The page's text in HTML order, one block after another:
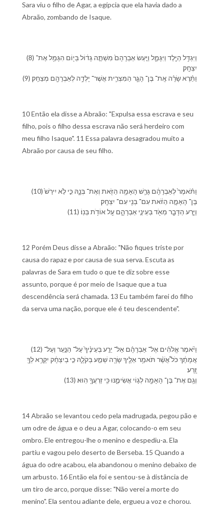
Sara viu o filho de Agar, a egípcia que ela havia dado a
Abraão, zombando de Isaque.
(8) וַ⁠יִּגְדַּ֥ל הַ⁠יֶּ֖לֶד וַ⁠יִּגָּמַ֑ל וַ⁠יַּ֤עַשׂ אַבְרָהָם֙ מִשְׁתֶּ֣ה גָד֔וֹל בְּ⁠י֖וֹם הִגָּמֵ֥ל אֶת־
יִצְחָֽק׃
(9) וַ⁠תֵּ֨רֶא שָׂרָ֜ה אֶֽת־ בֶּן־ הָגָ֧ר הַ⁠מִּצְרִ֛ית אֲשֶׁר־ יָלְדָ֥ה לְ⁠אַבְרָהָ֖ם מְצַחֵֽק׃
10 Então ela disse a Abraão: "Expulsa essa escrava e seu
filho, pois o filho dessa escrava não será herdeiro com
meu filho Isaque". 11 Essa palavra desagradou muito a
Abraão por causa de seu filho.
(10) וַ⁠תֹּ֨אמֶר֙ לְ⁠אַבְרָהָ֔ם גָּרֵ֛שׁ הָ⁠אָמָ֥ה הַ⁠זֹּ֖את וְ⁠אֶת־ בְּנָ֑⁠הּ כִּ֣י לֹ֤א יִירַשׁ֙
בֶּן־ הָ⁠אָמָ֣ה הַ⁠זֹּ֔את עִם־ בְּנִ֖⁠י עִם־ יִצְחָֽק׃
(11) וַ⁠יֵּ֧רַע הַ⁠דָּבָ֛ר מְאֹ֖ד בְּ⁠עֵינֵ֣י אַבְרָהָ֑ם עַ֖ל אוֹדֹ֥ת בְּנֽ⁠וֹ׃
12 Porém Deus disse a Abraão: "Não fiques triste por
causa do rapaz e por causa de sua serva. Escuta as
palavras de Sara em tudo o que te diz sobre esse
assunto, porque é por meio de Isaque que a tua
descendência será chamada. 13 Eu também farei do filho
da serva uma nação, porque ele é teu descendente".
(12) וַ⁠יֹּ֨אמֶר אֱלֹהִ֜ים אֶל־ אַבְרָהָ֗ם אַל־ יֵרַ֤ע בְּ⁠עֵינֶ֨י⁠ךָ֙ עַל־ הַ⁠נַּ֣עַר וְ⁠עַל־
אֲמָתֶ֔⁠ךָ כֹּל֩ אֲשֶׁ֨ר תֹּאמַ֥ר אֵלֶ֛י⁠ךָ שָׂרָ֖ה שְׁמַ֣ע בְּ⁠קֹלָ֑⁠הּ כִּ֣י בְ⁠יִצְחָ֔ק יִקָּרֵ֥א לְ⁠ךָ֖
זָֽרַע׃
(13) וְ⁠גַ֥ם אֶת־ בֶּן־ הָ⁠אָמָ֖ה לְ⁠ג֣וֹי אֲשִׂימֶ֑⁠נּוּ כִּ֥י זַרְעֲ⁠ךָ֖ הֽוּא׃
14 Abraão se levantou cedo pela madrugada, pegou pão e
um odre de água e o deu a Agar, colocando-o em seu
ombro. Ele entregou-lhe o menino e despediu-a. Ela
partiu e vagou pelo deserto de Berseba. 15 Quando a
água do odre acabou, ela abandonou o menino debaixo de
um arbusto. 16 Então ela foi e sentou-se à distância de
um tiro de arco, porque disse: "Não verei a morte do
menino". Ela sentou adiante dele, ergueu a voz e chorou.